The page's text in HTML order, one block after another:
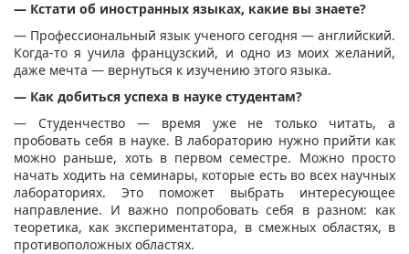
— Кстати об иностранных языках, какие вы знаете?
— Профессиональный язык ученого сегодня — английский.
Когда-то я учила французский, и одно из моих желаний,
даже мечта — вернуться к изучению этого языка.
— Как добиться успеха в науке студентам?
— Студенчество — время уже не только читать, а
пробовать себя в науке. В лабораторию нужно прийти как
можно раньше, хоть в первом семестре. Можно просто
начать ходить на семинары, которые есть во всех научных
лабораториях. Это поможет выбрать интересующее
направление. И важно попробовать себя в разном: как
теоретика, как экспериментатора, в смежных областях, в
противоположных областях.